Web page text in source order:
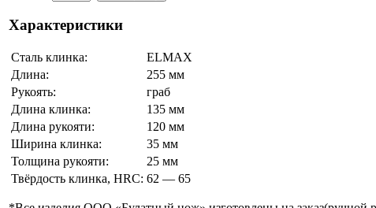
Характеристики
Сталь клинка:
ELMAX
Длина:
255 мм
Рукоять:
граб
Длина клинка:
135 мм
Длина рукояти:
120 мм
Ширина клинка:
35 мм
Толщина рукояти:
25 мм
Твёрдость клинка, HRC: 62 — 65